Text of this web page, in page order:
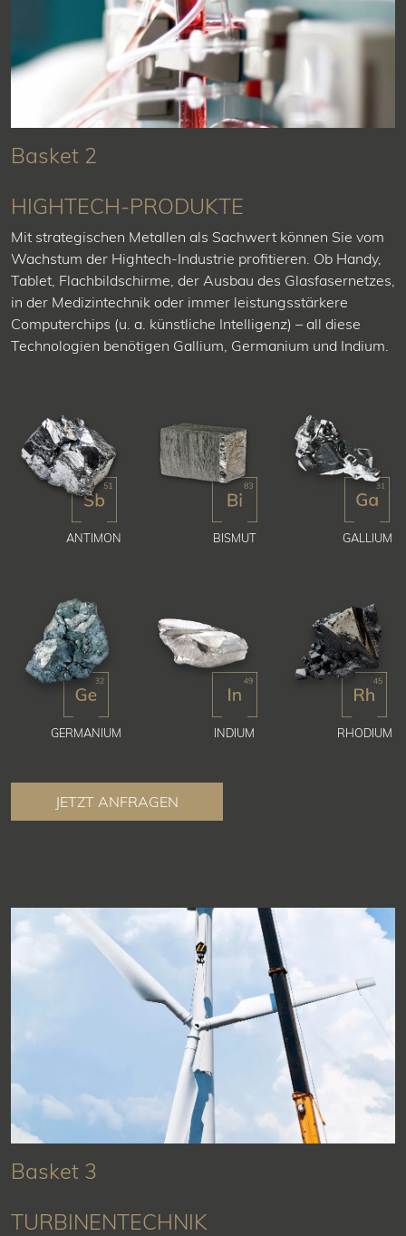
Basket 2
HIGHTECH-PRODUKTE
Mit strategischen Metallen als Sachwert können Sie vom
Wachstum der Hightech-Industrie profitieren. Ob Handy,
Tablet, Flachbildschirme, der Ausbau des Glasfasernetzes,
in der Medizintechnik oder immer leistungsstärkere
Computerchips (u. a. künstliche Intelligenz) – all diese
Technologien benötigen Gallium, Germanium und Indium.
ANTIMON BISMUT GALLIUM
GERMANIUM INDIUM RHODIUM
JETZT ANFRAGEN
Basket 3
TURBINENTECHNIK